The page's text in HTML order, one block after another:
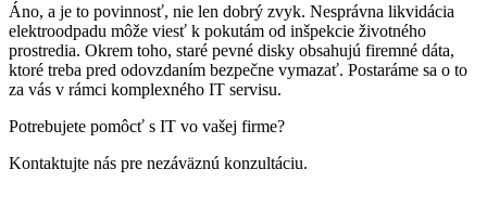
Áno, a je to povinnosť, nie len dobrý zvyk. Nesprávna likvidácia
elektroodpadu môže viesť k pokutám od inšpekcie životného
prostredia. Okrem toho, staré pevné disky obsahujú firemné dáta,
ktoré treba pred odovzdaním bezpečne vymazať. Postaráme sa o to
za vás v rámci komplexného IT servisu.
Potrebujete pomôcť s IT vo vašej firme?
Kontaktujte nás pre nezáväznú konzultáciu.